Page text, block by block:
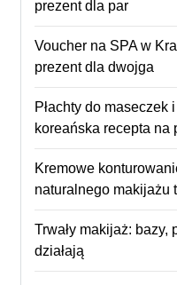
prezent dla par
Voucher na SPA w
prezent dla dwojga
Płachty do
koreańska recepta na
Kremowe
naturalnego makijażu
Trwały makijaż: bazy,
działają